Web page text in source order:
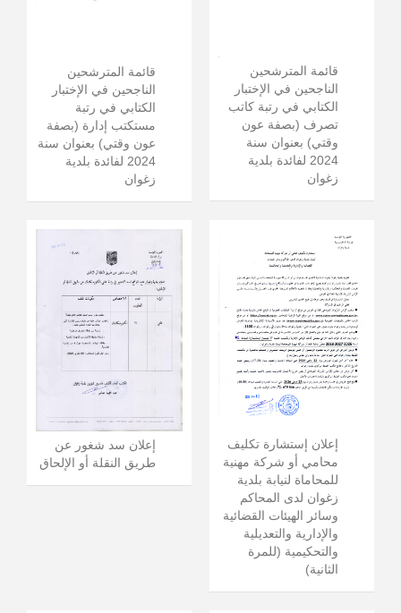
قائمة المترشحين
الناجحين في الإختبار
الكتابي في رتبة
مستكتب إدارة (بصفة
عون وقتي) بعنوان سنة
2024 لفائدة بلدية
زغوان
قائمة المترشحين
الناجحين في الإختبار
الكتابي في رتبة كاتب
تصرف (بصفة عون
وقتي) بعنوان سنة
2024 لفائدة بلدية
زغوان
إعلان سد شغور عن
طريق النقلة أو الإلحاق
إعلان إستشارة تكليف
محامي أو شركة مهنية
للمحاماة لنيابة بلدية
زغوان لدى المحاكم
وسائر الهيئات القضائية
والإدارية والتعديلية
والتحكيمية (للمرة
الثانية)